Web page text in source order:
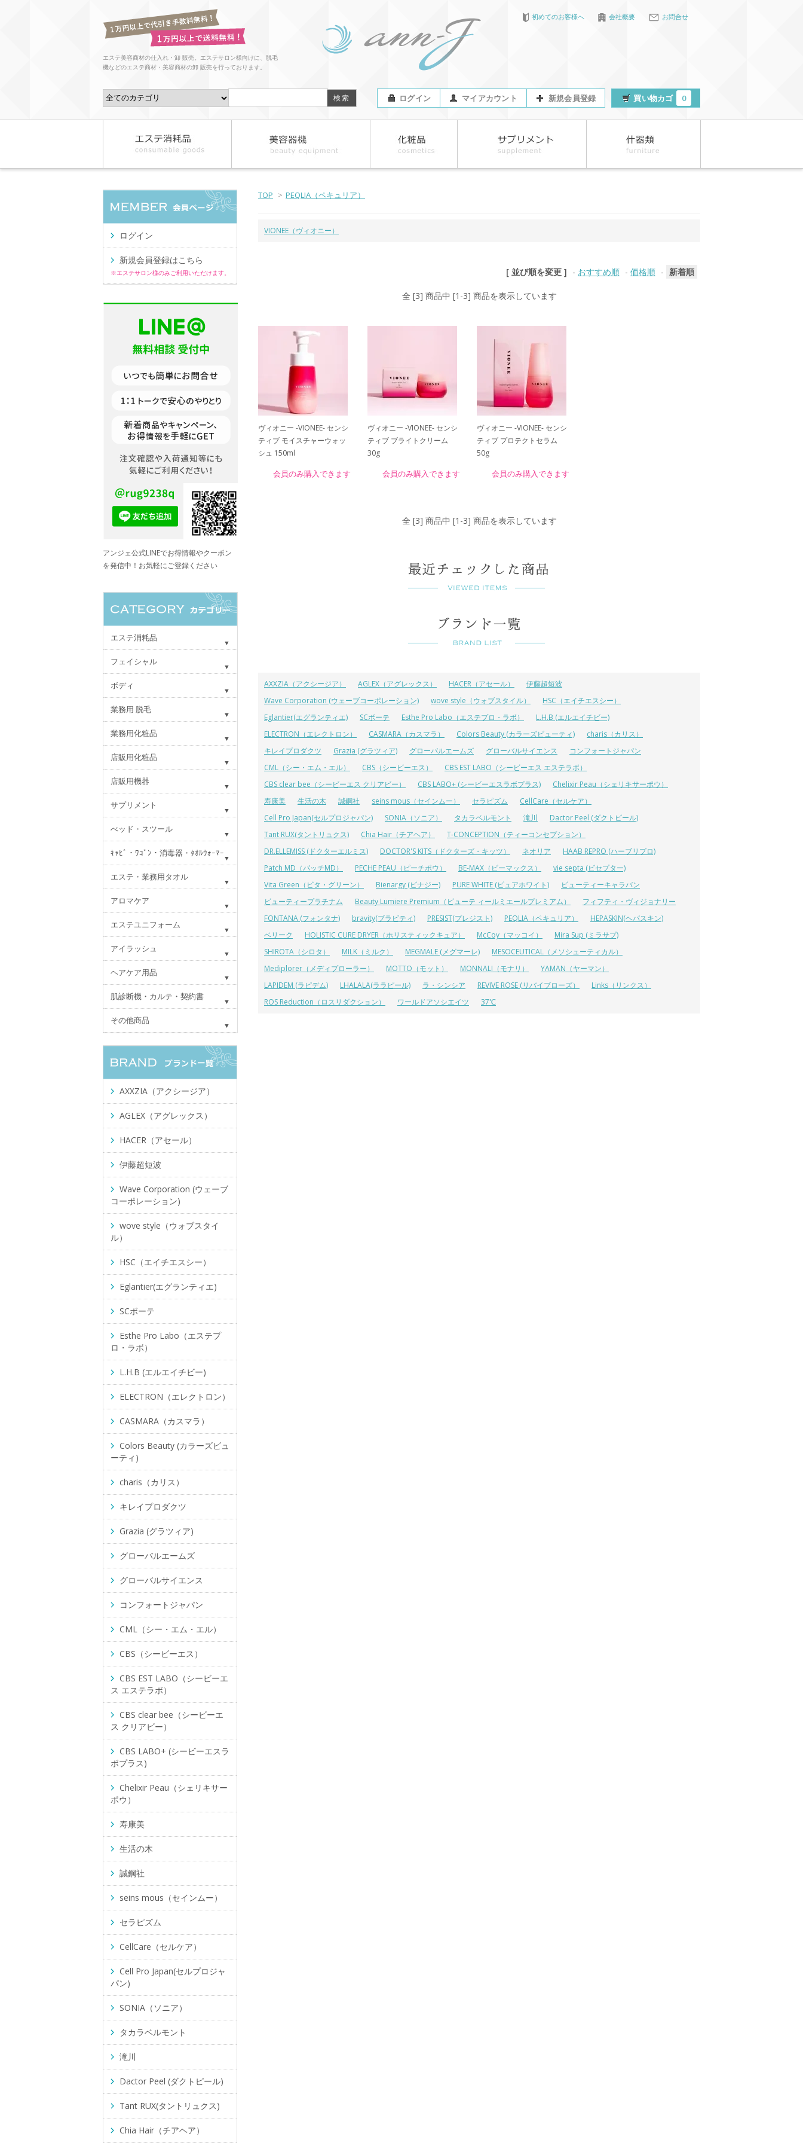
エステ美容商材の仕入れ・卸 販売。エステサロン様向けに、脱毛
機などのエステ商材・美容商材の卸 販売を行っております。
初めてのお客様へ 会社概要 お問合せ
ログイン マイアカウント 新規会員登録 買い物カゴ 0
TOP > PEQLIA（ペキュリア）
VIONEE（ヴィオニー）
[ 並び順を変更 ] - おすすめ順 - 価格順 - 新着順
全 [3] 商品中 [1-3] 商品を表示しています
ヴィオニー -VIONEE- センシ
ティブ モイスチャーウォッ
シュ 150ml
会員のみ購入できます
ヴィオニー -VIONEE- センシ
ティブ ブライトクリーム
30g
会員のみ購入できます
ヴィオニー -VIONEE- センシ
ティブ プロテクトセラム
50g
会員のみ購入できます
全 [3] 商品中 [1-3] 商品を表示しています
AXXZIA（アクシージア） AGLEX（アグレックス） HACER（アセール）
伊藤超短波
Wave Corporation (ウェーブコーポレーション)
wove style（ウォブスタイル）
HSC（エイチエスシー）
Eglantier(エグランティエ)
SCボーテ Esthe Pro Labo（エステプロ・ラボ）
L.H.B (エルエイチビー)
ELECTRON（エレクトロン）
CASMARA（カスマラ） Colors Beauty (カラーズビューティ)
charis（カリス）
キレイプロダクツ
Grazia (グラツィア) グローバルエームズ グローバルサイエンス
コンフォートジャパン
CML（シー・エム・エル）
CBS（シービーエス）
CBS EST LABO（シービーエス エステラボ）
CBS clear bee（シービーエス クリアビー）
CBS LABO+ (シービーエスラボプラス)
Chelixir Peau（シェリキサーポウ）
寿康美
生活の木 誠鋼社 seins mous（セインムー） セラピズム
CellCare（セルケア）
Cell Pro Japan(セルプロジャパン)
SONIA（ソニア） タカラベルモント 滝川
Dactor Peel (ダクトピール)
Tant RUX(タントリュクス)
Chia Hair（チアヘア）
T-CONCEPTION（ティーコンセプション）
DR.ELLEMISS (ドクターエルミス)
DOCTOR'S KITS（ドクターズ・キッツ） ネオリア
HAAB REPRO (ハーブリプロ)
Patch MD（パッチMD）
PECHE PEAU（ピーチポウ） BE-MAX（ビーマックス）
vie septa (ビセプター)
Vita Green（ビタ・グリーン）
Bienargy (ビナジー) PURE WHITE (ピュアホワイト)
ビューティーキャラバン
ビューティープラチナム
Beauty Lumiere Premium（ビューテ ィールミエールプレミアム）
フィフティ・ヴィジョナリー
FONTANA (フォンタナ)
bravity(ブラビティ) PRESIST(プレジスト) PEQLIA（ペキュリア）
HEPASKIN(ヘパスキン)
ベリーク
HOLISTIC CURE DRYER（ホリスティックキュア） McCoy（マッコイ）
Mira Sup (ミラサプ)
SHIROTA（シロタ）
MILK（ミルク） MEGMALE (メグマーレ)
MESOCEUTICAL（メソシューティカル）
Mediplorer（メディプローラー）
MOTTO（モット） MONNALI（モナリ）
YAMAN（ヤーマン）
LAPIDEM (ラピデム)
LHALALA(ララピール) ラ・シンシア REVIVE ROSE (リバイブローズ）
Links（リンクス）
ROS Reduction（ロスリダクション）
ワールドアソシエイツ 37℃
ログイン
新規会員登録はこちら
※エステサロン様のみご利用いただけます。
アンジェ公式LINEでお得情報やクーポン
を発信中！お気軽にご登録ください
エステ消耗品
フェイシャル
ボディ
業務用 脱毛
業務用化粧品
店販用化粧品
店販用機器
サプリメント
べッド・スツール
ｷｬﾋﾞ・ﾜｺﾞﾝ・消毒器・ﾀｵﾙｳｫｰﾏｰ
エステ・業務用タオル
アロマケア
エステユニフォーム
アイラッシュ
ヘアケア用品
肌診断機・カルテ・契約書
その他商品
AXXZIA（アクシージア）
AGLEX（アグレックス）
HACER（アセール）
伊藤超短波
Wave Corporation (ウェーブ
コーポレーション)
wove style（ウォブスタイ
ル）
HSC（エイチエスシー）
Eglantier(エグランティエ)
SCボーテ
Esthe Pro Labo（エステプ
ロ・ラボ）
L.H.B (エルエイチビー)
ELECTRON（エレクトロン）
CASMARA（カスマラ）
Colors Beauty (カラーズビュ
ーティ)
charis（カリス）
キレイプロダクツ
Grazia (グラツィア)
グローバルエームズ
グローバルサイエンス
コンフォートジャパン
CML（シー・エム・エル）
CBS（シービーエス）
CBS EST LABO（シービーエ
ス エステラボ）
CBS clear bee（シービーエ
ス クリアビー）
CBS LABO+ (シービーエスラ
ボプラス)
Chelixir Peau（シェリキサー
ポウ）
寿康美
生活の木
誠鋼社
seins mous（セインムー）
セラピズム
CellCare（セルケア）
Cell Pro Japan(セルプロジャ
パン)
SONIA（ソニア）
タカラベルモント
滝川
Dactor Peel (ダクトピール)
Tant RUX(タントリュクス)
Chia Hair（チアヘア）